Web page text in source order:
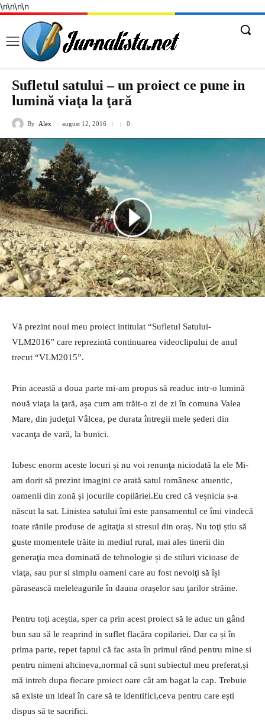
\n\n\n\n
Sufletul satului – un proiect ce pune in
lumină viaţa la ţară
By Alex august 12, 2016 0
Vă prezint noul meu proiect intitulat “Sufletul Satului-
VLM2016” care reprezintă continuarea videoclipului de anul
trecut “VLM2015”.
Prin această a doua parte mi-am propus să readuc intr-o lumină
nouă viaţa la ţară, așa cum am trăit-o zi de zi în comuna Valea
Mare, din judeţul Vâlcea, pe durata întregii mele șederi din
vacanţa de vară, la bunici.
Iubesc enorm aceste locuri și nu voi renunţa niciodată la ele Mi-
am dorit să prezint imagini ce arată satul românesc atuentic,
oamenii din zonă și jocurile copilăriei.Eu cred că veșnicia s-a
născut la sat. Linistea satului îmi este pansamentul ce îmi vindecă
toate rănile produse de agitaţia si stresul din oraș. Nu toţi știu să
guste momentele trăite in mediul rural, mai ales tinerii din
generaţia mea dominată de tehnologie și de stiluri vicioase de
viaţa, sau pur si simplu oameni care au fost nevoiţi să își
părasească meleleagurile în dauna orașelor sau ţarilor străine.
Pentru toţi aceștia, sper ca prin acest proiect să le aduc un gând
bun sau să le reaprind in suflet flacăra copilariei. Dar ca și în
prima parte, repet faptul că fac asta în primul rând pentru mine si
pentru nimeni altcineva,normal că sunt subiectul meu preferat,și
mă intreb dupa fiecare proiect oare cât am bagat la cap. Trebuie
să existe un ideal în care să te identifici,ceva pentru care ești
dispus să te sacrifici.